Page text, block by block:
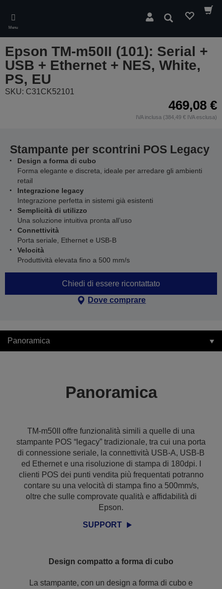
main
content
Menu
Cerca
Epson TM-m50II (101): Serial +
USB + Ethernet + NES, White,
PS, EU
SKU: C31CK52101
469,08 €
IVA inclusa (384,49 € IVA esclusa)
Stampante per scontrini POS Legacy
Design a forma di cubo
Forma elegante e discreta, ideale per arredare gli ambienti
retail
Integrazione legacy
Integrazione perfetta in sistemi già esistenti
Semplicità di utilizzo
Una soluzione intuitiva pronta all’uso
Connettività
Porta seriale, Ethernet e USB-B
Velocità
Produttività elevata fino a 500 mm/s
Chiedi di essere ricontattato
Dove comprare
Panoramica
Panoramica
TM-m50II offre funzionalità simili a quelle di una
stampante POS “legacy” tradizionale, tra cui una porta
di connessione seriale, la connettività USB-A, USB-B
ed Ethernet e una risoluzione di stampa di 180dpi. I
clienti POS dei punti vendita più frequentati potranno
contare su una velocità di stampa fino a 500mm/s,
oltre che sulle comprovate qualità e affidabilità di
Epson.
SUPPORT
Design compatto a forma di cubo
La stampante, con un design a forma di cubo e